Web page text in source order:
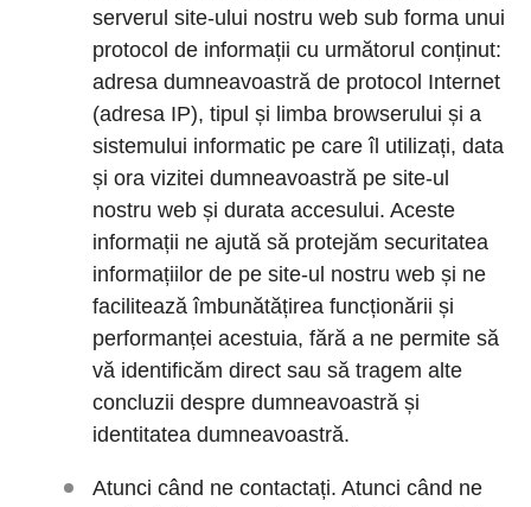
serverul site-ului nostru web sub forma unui
protocol de informații cu următorul conținut:
adresa dumneavoastră de protocol Internet
(adresa IP), tipul și limba browserului și a
sistemului informatic pe care îl utilizați, data
și ora vizitei dumneavoastră pe site-ul
nostru web și durata accesului. Aceste
informații ne ajută să protejăm securitatea
informațiilor de pe site-ul nostru web și ne
facilitează îmbunătățirea funcționării și
performanței acestuia, fără a ne permite să
vă identificăm direct sau să tragem alte
concluzii despre dumneavoastră și
identitatea dumneavoastră.
Atunci când ne contactați. Atunci când ne